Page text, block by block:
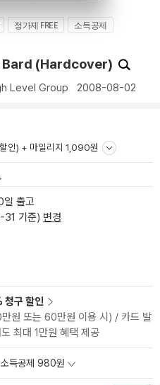
정가제 FREE
소득공제
(Hardcover)
Level Group 2008-08-02
인) + 마일리지 1,090원
일 출고
31 기준) 변경
청구 할인
원 또는 60만원 이용 시) / 카드 발
최대 1만원 혜택 제공
소득공제 980원